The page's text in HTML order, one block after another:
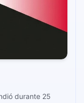
durante 25